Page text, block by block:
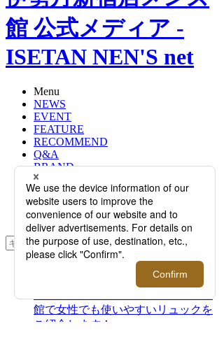
館 公式メディア -
ISETAN NEN'S net
Menu
NEWS
EVENT
FEATURE
RECOMMEND
Q&A
BRAND
FLOOR
RANKING
ONLINE STORE
SERVICE
検索
館で女性でも使いやすいリュックを
ご紹介します！